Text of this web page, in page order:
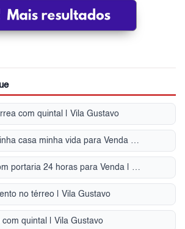
com quintal | Vila Gustavo
Apartamento minha casa minha vida para Venda | Vila Gustavo
Apartamento com portaria 24 horas para Venda | Vila Gustavo
no térreo | Vila Gustavo
quintal | Vila Gustavo